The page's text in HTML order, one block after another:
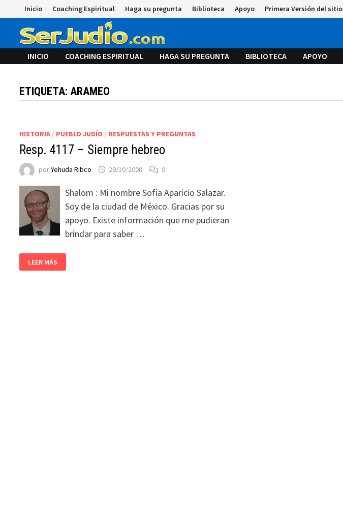
al
contenido
Inicio Coaching Espiritual Haga su pregunta Biblioteca Apoyo Primera Versión del sitio
INICIO COACHING ESPIRITUAL HAGA SU PREGUNTA BIBLIOTECA APOYO
ETIQUETA:ARAMEO
HISTORIA / PUEBLO JUDÍO / RESPUESTAS Y PREGUNTAS
Resp. 4117 – Siempre hebreo
porYehuda Ribco 29/10/2008 0
Shalom : Mi nombre Sofía Aparicio Salazar.
Soy de la ciudad de México. Gracias por su
apoyo. Existe información que me pudieran
brindar para saber …
LEER MÁS